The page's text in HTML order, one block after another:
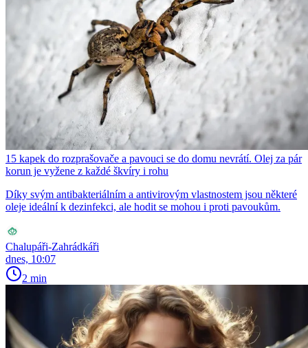
15 kapek do rozprašovače a pavouci se do domu nevrátí. Olej za pár
korun je vyžene z každé škvíry i rohu
Díky svým antibakteriálním a antivirovým vlastnostem jsou některé
oleje ideální k dezinfekci, ale hodit se mohou i proti pavoukům.
Chalupáři-Zahrádkáři
dnes, 10:07
2 min